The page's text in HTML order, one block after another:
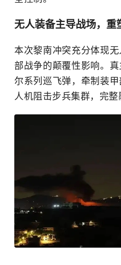
无人装备主导战场，重
本次黎南冲突充分体现
部战争的颠覆性影响。
尔系列巡飞弹，牵制装
人机阻击步兵集群，完整